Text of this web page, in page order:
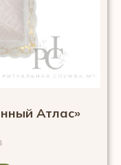
Атлас»